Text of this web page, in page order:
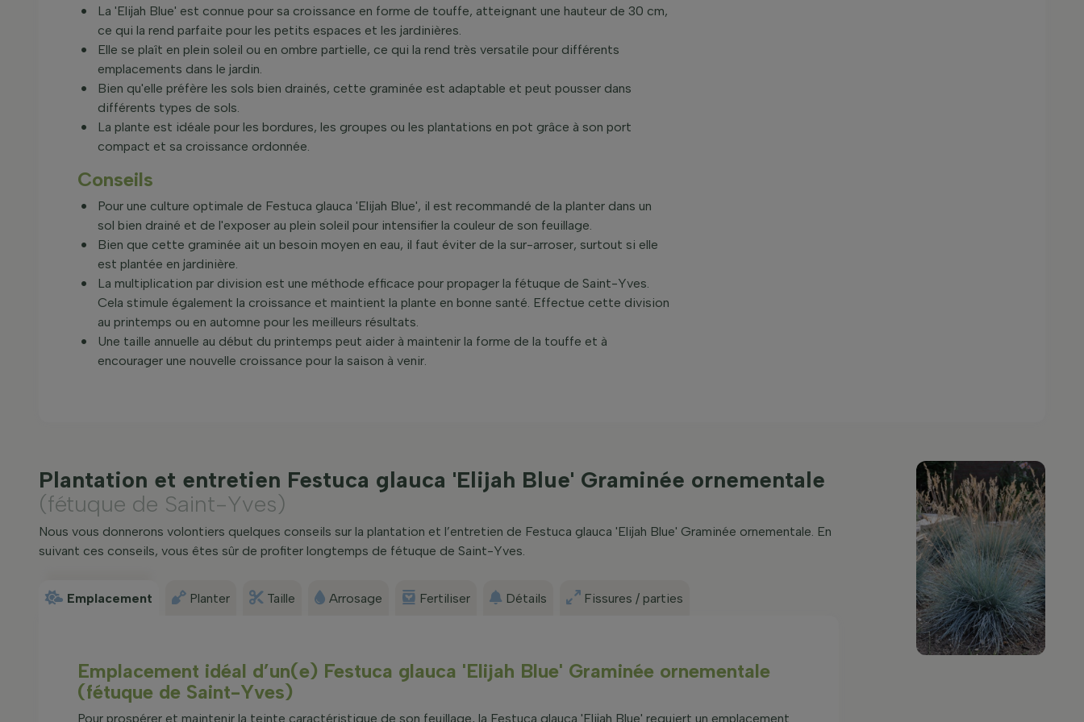
La 'Elijah Blue' est connue pour sa croissance en forme de touffe, atteignant une hauteur de 30 cm,
ce qui la rend parfaite pour les petits espaces et les jardinières.
Elle se plaît en plein soleil ou en ombre partielle, ce qui la rend très versatile pour différents
emplacements dans le jardin.
Bien qu'elle préfère les sols bien drainés, cette graminée est adaptable et peut pousser dans
différents types de sols.
La plante est idéale pour les bordures, les groupes ou les plantations en pot grâce à son port
compact et sa croissance ordonnée.
Conseils
Pour une culture optimale de Festuca glauca 'Elijah Blue', il est recommandé de la planter dans un
sol bien drainé et de l'exposer au plein soleil pour intensifier la couleur de son feuillage.
Bien que cette graminée ait un besoin moyen en eau, il faut éviter de la sur-arroser, surtout si elle
est plantée en jardinière.
La multiplication par division est une méthode efficace pour propager la fétuque de Saint-Yves.
Cela stimule également la croissance et maintient la plante en bonne santé. Effectue cette division
au printemps ou en automne pour les meilleurs résultats.
Une taille annuelle au début du printemps peut aider à maintenir la forme de la touffe et à
encourager une nouvelle croissance pour la saison à venir.
Plantation et entretien Festuca glauca 'Elijah Blue' Graminée ornementale
(fétuque de Saint-Yves)
Nous vous donnerons volontiers quelques conseils sur la plantation et l’entretien de Festuca glauca 'Elijah Blue' Graminée ornementale. En
suivant ces conseils, vous êtes sûr de profiter longtemps de fétuque de Saint-Yves.
Emplacement Planter Taille Arrosage Fertiliser Détails Fissures / parties
Emplacement idéal d’un(e) Festuca glauca 'Elijah Blue' Graminée ornementale
(fétuque de Saint-Yves)
Pour prospérer et maintenir la teinte caractéristique de son feuillage, la Festuca glauca 'Elijah Blue' requiert un emplacement